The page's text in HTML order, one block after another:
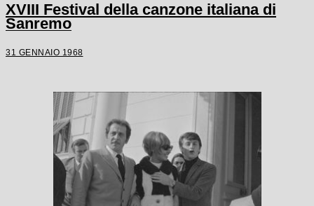
XVIII Festival della canzone italiana di
Sanremo
31 GENNAIO 1968